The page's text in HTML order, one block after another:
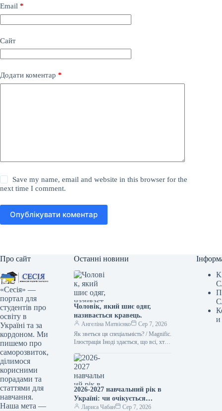
Email *
Сайт
Додати коментар *
Save my name, email and website in this browser for the
next time I comment.
Опублікувати коментар
Про сайт
«Сесія» —
портал для
студентів про
освіту в
Україні та за
кордоном. Ми
пишемо про
саморозвиток,
ділимося
корисними
порадами та
статтями для
навчання.
Наша мета —
Останні новини
Чоловік, який шиє одяг,
називається кравець.
Ангеліна Матвієнко
Сер 7, 2026
Як зветься ця спеціальність? / Magnific.
Ілюстрація Іноді здається, що всі, хто
“швачки”. Проте українська…
2026-2027 навчальний рік в
Україні: чи очікується
підвищення заробітної плати
Лариса Чабан Сер 7, 2026
и